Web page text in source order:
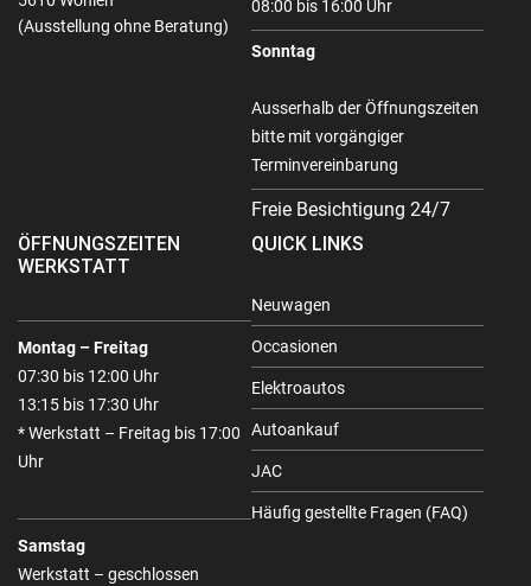
(Ausstellung ohne Beratung)
08:00 bis 16:00 Uhr
Sonntag
Ausserhalb der Öffnungszeiten
bitte mit vorgängiger
Terminvereinbarung
Freie Besichtigung 24/7
ÖFFNUNGSZEITEN
WERKSTATT
Montag – Freitag
07:30 bis 12:00 Uhr
13:15 bis 17:30 Uhr
* Werkstatt – Freitag bis 17:00
Uhr
Samstag
Werkstatt – geschlossen
QUICK LINKS
Neuwagen
Occasionen
Elektroautos
Autoankauf
JAC
Häufig gestellte Fragen (FAQ)